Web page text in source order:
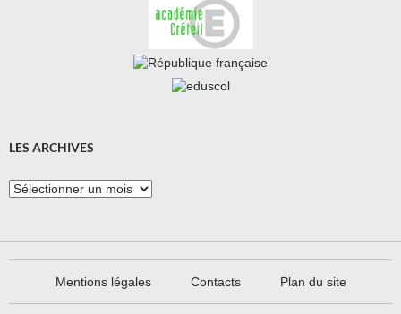
LES ARCHIVES
Les
Mentions légales Contacts Plan du site